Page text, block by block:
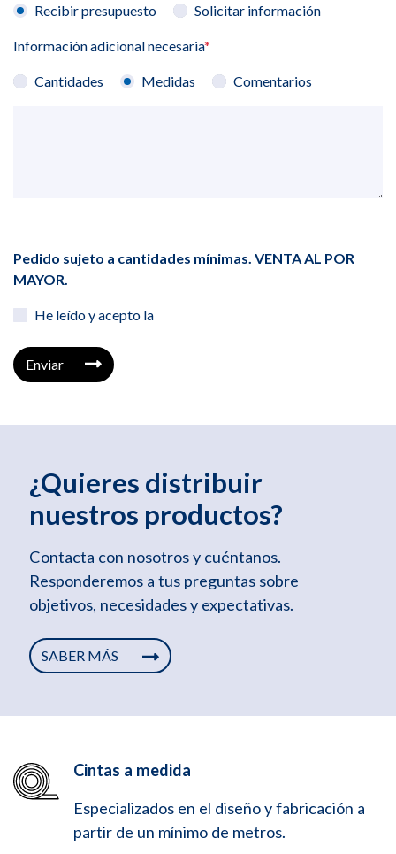
Recibir presupuesto Solicitar información
Información adicional necesaria*
Cantidades Medidas Comentarios
Pedido sujeto a cantidades mínimas. VENTA AL POR
MAYOR.
He leído y acepto la
Enviar
¿Quieres distribuir
nuestros productos?
Contacta con nosotros y cuéntanos.
Responderemos a tus preguntas sobre
objetivos, necesidades y expectativas.
SABER MÁS
Cintas a medida
Especializados en el diseño y fabricación a
partir de un mínimo de metros.